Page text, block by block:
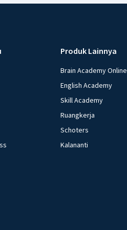
Produk Lainnya
Brain Academy Online
English Academy
Skill Academy
Ruangkerja
Schoters
Kalananti